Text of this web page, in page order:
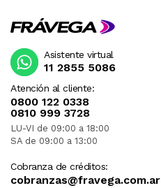
Atención al cliente:
0800 122 0338
0810 999 3728
LU-VI de 09:00 a 18:00
SA de 09:00 a 13:00
Cobranza de créditos:
cobranzas@fravega.com.ar
Asistente virtual
11 2855 5086